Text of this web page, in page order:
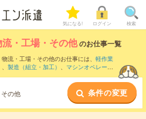
気になる! ログイン 検索
・工場・その他のお仕事一覧
流・工場・その他のお仕事には、 軽作業
、 製造（組立・加工） 、 マシンオペレータ
の他 条件の変更